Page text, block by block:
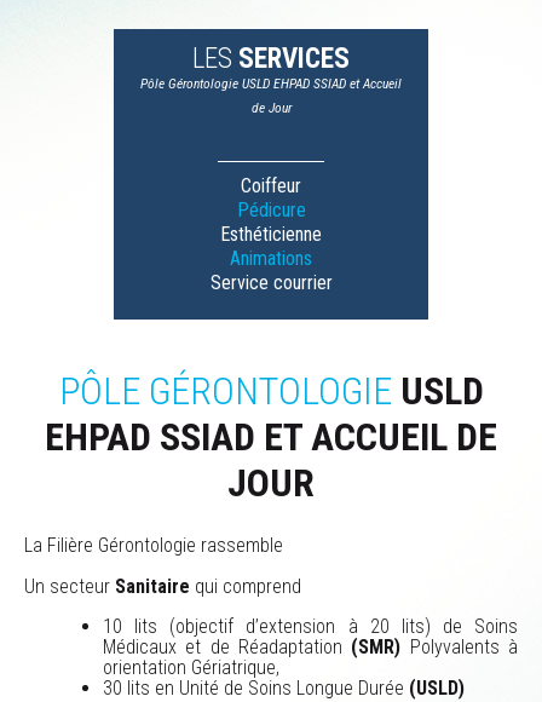
LES SERVICES
Pôle Gérontologie USLD EHPAD SSIAD et Accueil
de Jour
Coiffeur
Pédicure
Esthéticienne
Animations
Service courrier
PÔLE GÉRONTOLOGIE USLD
EHPAD SSIAD ET ACCUEIL DE
JOUR
La Filière Gérontologie rassemble
Un secteur Sanitaire qui comprend
10 lits (objectif d’extension à 20 lits) de Soins
Médicaux et de Réadaptation (SMR) Polyvalents à
orientation Gériatrique,
30 lits en Unité de Soins Longue Durée (USLD)